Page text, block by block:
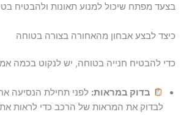
בצעד מפתח שיכול למנוע תאונות ולהבטיח
כיצד לבצע אבחון מהאחורה בצורה בטוחה
כדי להבטיח חנייה בטוחה, יש לנקוט בכמה
בדוק במראות: לפני תחילת הנסיעה
לבדוק את המראות של הרכב כדי לראות